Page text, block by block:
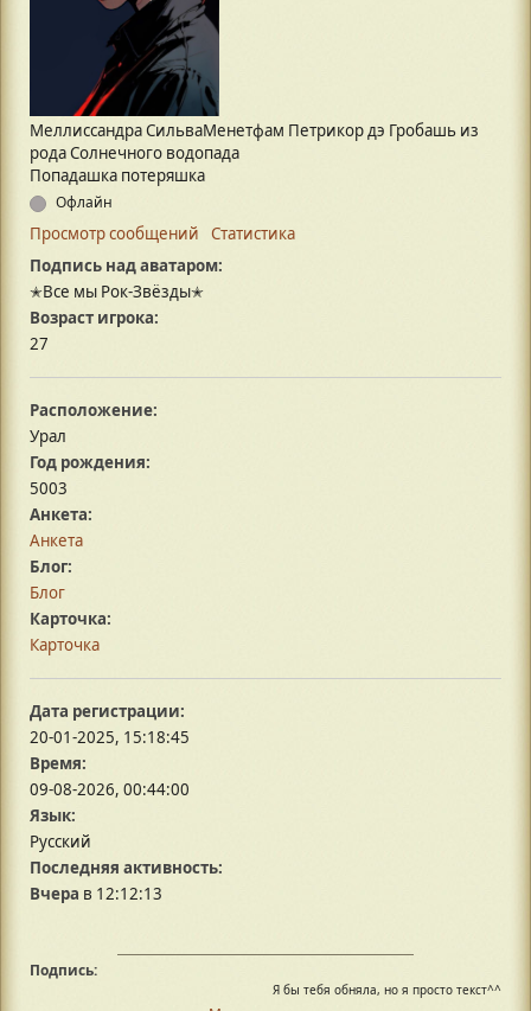
Меллиссандра СильваМенетфам Петрикор дэ Гробашь из
рода Солнечного водопада
Попадашка потеряшка
Офлайн
Просмотр сообщений
Статистика
Подпись над аватаром:
✭Все мы Рок-Звёзды✭
Возраст игрока:
27
Расположение:
Урал
Год рождения:
5003
Анкета:
Анкета
Блог:
Блог
Карточка:
Карточка
Дата регистрации:
20-01-2025, 15:18:45
Время:
09-08-2026, 00:44:00
Язык:
Русский
Последняя активность:
Вчера в 12:12:13
Подпись:
Я бы тебя обняла, но я просто текст^^